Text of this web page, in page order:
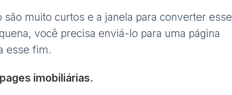
muito curtos e a janela para converter esse
você precisa enviá-lo para uma página
esse fim.
imobiliárias.